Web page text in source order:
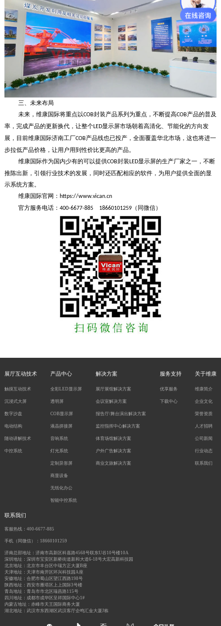
三、未来布局
未来，维康国际将重点以COB封装产品系列为重点，不断提高COB产品的普及
率，完成产品的更新换代，让整个LED显示屏市场朝着高清化、节能化的方向发
展，目前维康国际济南工厂COB产品线也已投产，全面覆盖华北市场，这也将进一
步拉低产品价格，让用户用到性价比更高的产品。
维康国际作为国内少有的可以提供COB封装LED显示屏的生产厂家之一，不断
推陈出新，引领行业技术的发展，同时还匹配相应的软件，为用户提供全面的显
示系统方案。
维康国际官网： https://www.vican.cn
官方服务电话： 400-6677-885 18660101259（同微信）
展厅互动技术
触摸互动技术
沉浸式大屏
数字沙盘
电动结构
随动讲解技术
中控系统
产品中心
全彩LED显示屏
透明屏
COB显示屏
液晶拼接屏
音响系统
灯光系统
定制异形屏
商显设备
无纸化办公
智能中控系统
解决方案
展厅展馆解决方案
会议室解决方案
报告厅/舞台演出解决方案
监控指挥中心解决方案
体育场馆解决方案
户外广告解决方案
商业文旅解决方案
服务支持
优享服务
下载中心
关于维康
维康简介
企业文化
荣誉资质
人才招聘
公司新闻
行业动态
联系我们
联系我们
客服热线：400-6677-885
手机（同微信）：18660101259
济南总部地址：济南市高新区科嘉路4568号联东U谷10号楼10A
深圳地址：深圳市宝安区新桥街道新和大道6-18号大宏高新科技园
北京地址：北京市丰台区中瑞方正大厦B座
天津地址：天津市南开区环兴科技园A座
安徽地址：合肥市蜀山区望江西路198号
陕西地址：西安市雁塔区上上国际3号楼
青岛地址：青岛市市北区瑞昌路115号
四川地址：成都市成华区呈祥国际中心1#
内蒙古地址：赤峰市天王国际商务大厦
湖北地址：武汉市东西湖区武汉客厅企鸣汇金大厦J栋